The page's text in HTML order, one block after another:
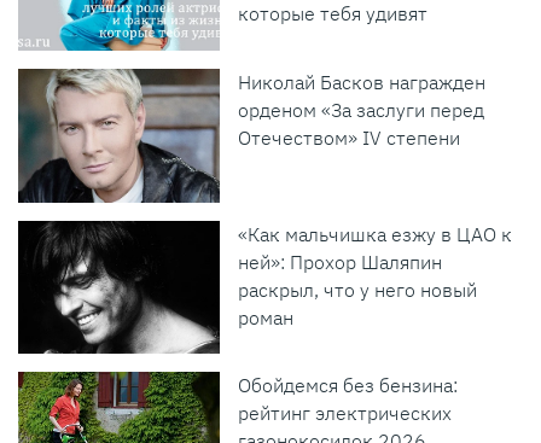
которые тебя удивят
Николай Басков награжден
орденом «За заслуги перед
Отечеством» IV степени
«Как мальчишка езжу в ЦАО к
ней»: Прохор Шаляпин
раскрыл, что у него новый
роман
Обойдемся без бензина:
рейтинг электрических